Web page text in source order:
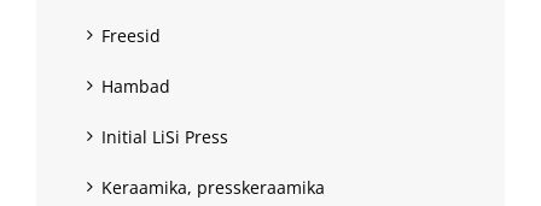
Freesid
Hambad
Initial LiSi Press
Keraamika, presskeraamika